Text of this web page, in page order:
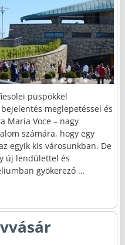
püspökkel
meglepetéssel és
Maria Voce – nagy
számára, hogy egy
egyik kis városunkban. De
új lendülettel és
gyökerező …